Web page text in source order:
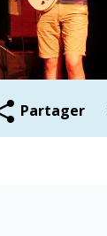
Vie
Partager